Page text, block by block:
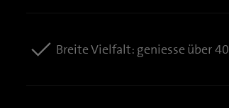
Breite Vielfalt: geniesse über